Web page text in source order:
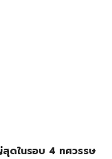
ดในรอบ 4 ทศวรรษ